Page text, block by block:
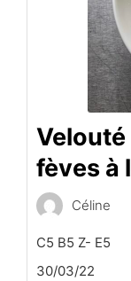
fèves à
Céline
C5 B5 Z- E5
30/03/22